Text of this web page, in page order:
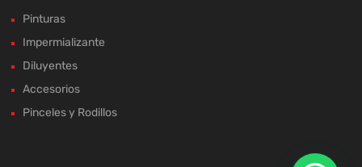
Pinturas
Impermializante
Diluyentes
Accesorios
Pinceles y Rodillos